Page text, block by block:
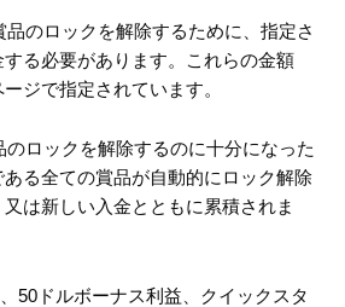
のロックを解除するために、指定さ
る必要があります。これらの金額
ジで指定されています。
ロックを解除するのに十分になった
る全ての賞品が自動的にロック解除
は新しい入金とともに累積されま
50ドルボーナス利益、クイックスタ